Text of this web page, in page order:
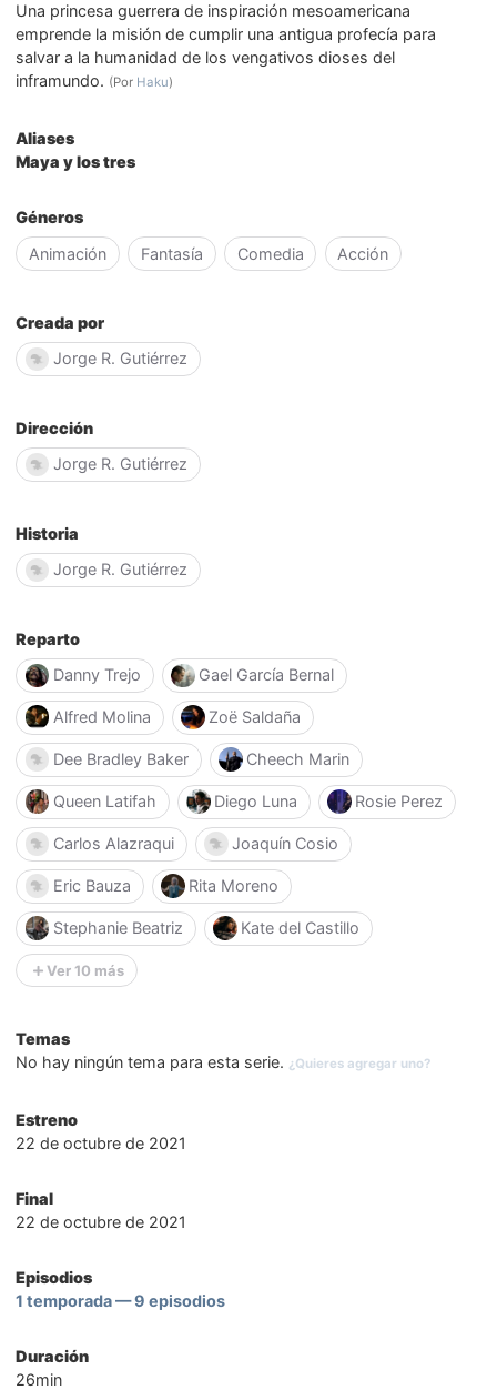
Una princesa guerrera de inspiración mesoamericana
emprende la misión de cumplir una antigua profecía para
salvar a la humanidad de los vengativos dioses del
inframundo. (Por Haku)
Aliases
Maya y los tres
Géneros
Animación
Fantasía Comedia Acción
Creada por
Jorge R. Gutiérrez
Dirección
Jorge R. Gutiérrez
Historia
Jorge R. Gutiérrez
Reparto
Danny Trejo
Gael García Bernal
Alfred Molina Zoë Saldaña
Dee Bradley Baker Cheech Marin
Queen Latifah Diego Luna Rosie Perez
Carlos Alazraqui Joaquín Cosio
Eric Bauza Rita Moreno
Stephanie Beatriz Kate del Castillo
Ver 10 más
Temas
No hay ningún tema para esta serie. ¿Quieres agregar uno?
Estreno
22 de octubre de 2021
Final
22 de octubre de 2021
Episodios
1 temporada — 9 episodios
Duración
26min